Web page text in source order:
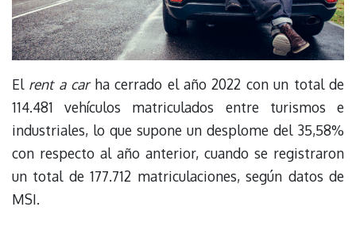
El rent a carha cerrado el año 2022 con un total de
114.481 vehículos matriculados entre turismos e
industriales, lo que supone un desplome del 35,58%
con respecto al año anterior, cuando se registraron
un total de 177.712 matriculaciones, según datos de
MSI.